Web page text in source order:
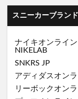
スニーカーブラン
ナイキオンライ
NIKELAB
SNKRS JP
アディダスオン
リーボックオン